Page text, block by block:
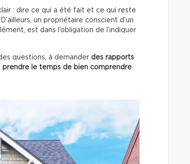
: dire ce qui a été fait et ce qui reste
un propriétaire conscient d’un
est dans l’obligation de l’indiquer
questions, à demander des rapports
prendre le temps de bien comprendre